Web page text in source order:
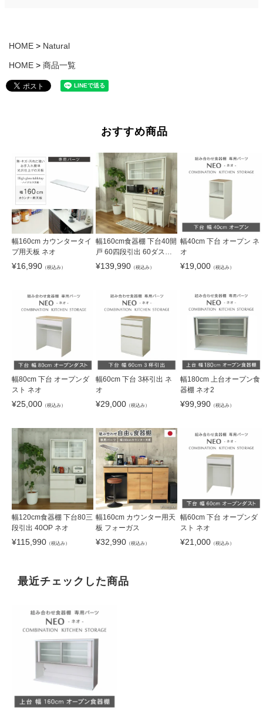
HOME Natural
HOME 商品一覧
おすすめ商品
幅160cm カウンタータイ
プ用天板 ネオ
¥16,990 （税込み）
幅160cm食器棚 下台40開
戸 60四段引出 60ダスト
ネオ
¥139,990 （税込み）
幅40cm 下台 オープン ネ
オ
¥19,000（税込み）
幅80cm 下台 オープンダ
スト ネオ
¥25,000 （税込み）
幅60cm 下台 3杯引出 ネ
オ
¥29,000 （税込み）
幅180cm 上台オープン食
器棚 ネオ2
¥99,990（税込み）
幅120cm食器棚 下台80三
段引出 40OP ネオ
¥115,990 （税込み）
幅160cm カウンター用天
板 フォーガス
¥32,990 （税込み）
幅60cm 下台 オープンダ
スト ネオ
¥21,000（税込み）
最近チェックした商品